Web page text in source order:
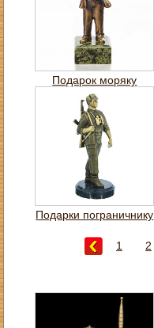
Подарок моряку
Подарки пограничнику
1 2